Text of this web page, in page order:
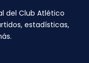
del Club Atlético
estadísticas,